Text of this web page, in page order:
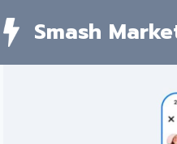
Smash